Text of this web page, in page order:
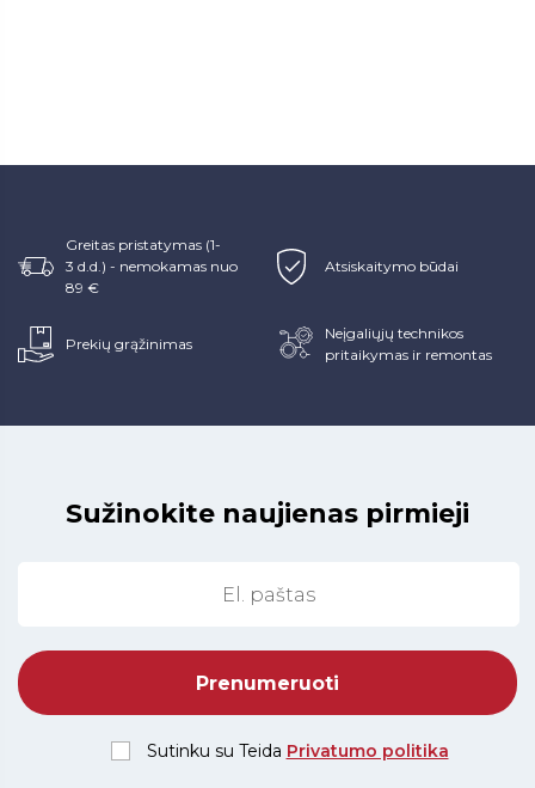
Greitas pristatymas (1-
3 d.d.) - nemokamas nuo
89 €
Atsiskaitymo būdai
Prekių grąžinimas
Neįgaliųjų technikos
pritaikymas ir remontas
Sužinokite naujienas pirmieji
Sutinku su Teida Privatumo politika